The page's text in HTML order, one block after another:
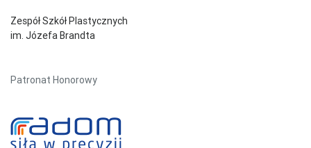
Zespół Szkół Plastycznych
im. Józefa Brandta
Patronat Honorowy